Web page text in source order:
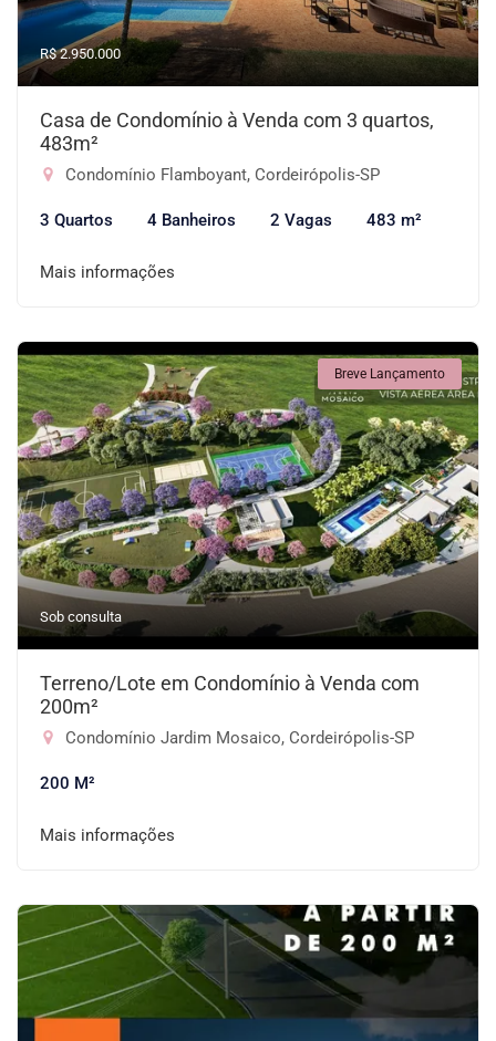
R$ 2.950.000
Casa de Condomínio à Venda com 3 quartos,
483m²
Condomínio Flamboyant, Cordeirópolis-SP
3 Quartos 4 Banheiros 2 Vagas 483 m²
Mais informações
Breve Lançamento
Sob consulta
Terreno/Lote em Condomínio à Venda com
200m²
Condomínio Jardim Mosaico, Cordeirópolis-SP
200 M²
Mais informações